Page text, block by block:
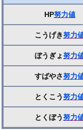
HP努力値
こうげき努力
ぼうぎょ努力
すばやさ努力
とくこう努力
とくぼう努力